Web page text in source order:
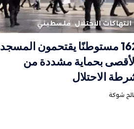
انتهاكات الاحتلال فلسطيني
162 مستوطنًا يقتحمون المسجد
بحماية مشددة من
الاحتلال
شوكة